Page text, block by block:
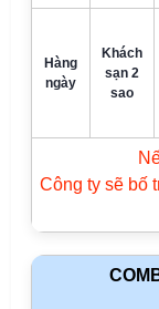
Hàng
ngày
Khách
sạn 2
sao
Công ty sẽ bố